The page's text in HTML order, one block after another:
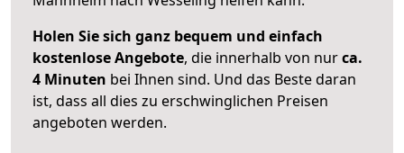
Holen Sie sich ganz bequem und einfach
kostenlose Angebote, die innerhalb von nurca.
4 Minuten bei Ihnen sind. Und das Beste daran
ist, dass all dies zu erschwinglichen Preisen
angeboten werden.